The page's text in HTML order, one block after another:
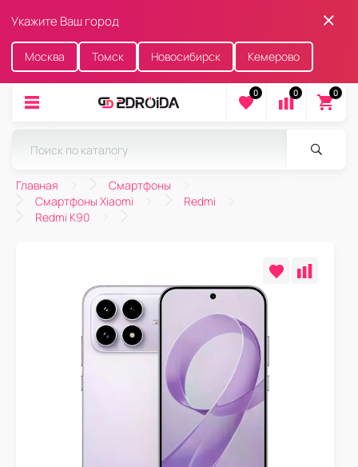
Укажите Ваш город
Москва Томск Новосибирск Кемерово
0 0 0
Главная
Смартфоны
Смартфоны Xiaomi
Redmi
Redmi K90